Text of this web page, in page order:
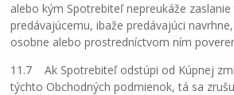
alebo kým Spotrebiteľ nepreukáže
predávajúcemu, ibaže predávajúci
osobne alebo prostredníctvom ním
11.7 Ak Spotrebiteľ odstúpi od Kúpnej
týchto Obchodných podmienok, tá sa